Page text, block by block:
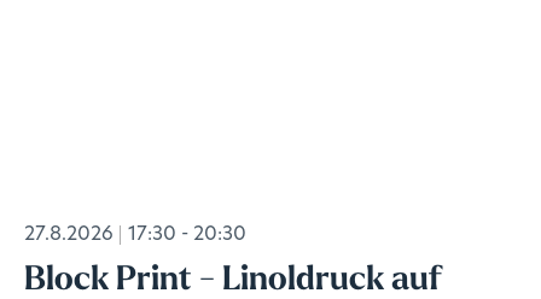
27.8.2026 17:30 - 20:30
Block Print - Linoldruck auf